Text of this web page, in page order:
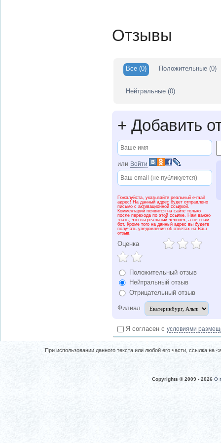
Отзывы
Все(0) Положительные (0)
Нейтральные (0)
+ Добавить
или Войти
Пожалуйста, указывайте реальный e-mail
адрес! На данный адрес будет отправлено
письмо с активационной ссылкой.
Комментарий появится на сайте только
после перехода по этой ссылке. Нам важно
знать, что вы реальный человек, а не спам-
бот. Кроме того на данный адрес вы будете
получать уведомления об ответах на Ваш
отзыв.
Оценка
Положительный отзыв
Нейтральный отзыв
Отрицательный отзыв
Филиал
Я согласен с условиями
При использовании данного текста или любой его части, ссылка
Copyrights © 2009 - 2026 О